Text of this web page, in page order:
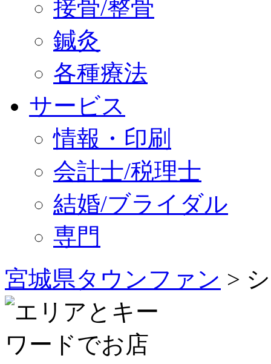
接骨/整骨
鍼灸
各種療法
サービス
情報・印刷
会計士/税理士
結婚/ブライダル
専門
宮城県タウンファン >